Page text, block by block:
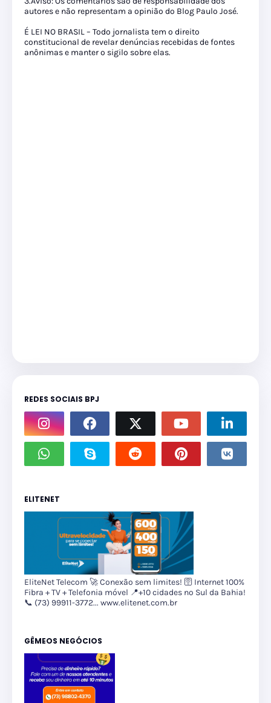
autores e não representam a opinião do Blog Paulo José.
É LEI NO BRASIL – Todo jornalista tem o direito
constitucional de revelar denúncias recebidas de fontes
anônimas e manter o sigilo sobre elas.
REDES SOCIAIS BPJ
ELITENET
EliteNet Telecom 🚀 Conexão sem limites! 🛜 Internet 100%
Fibra + TV + Telefonia móvel 📍+10 cidades no Sul da Bahia!
📞 (73) 99911-3772... www.elitenet.com.br
GÊMEOS NEGÓCIOS